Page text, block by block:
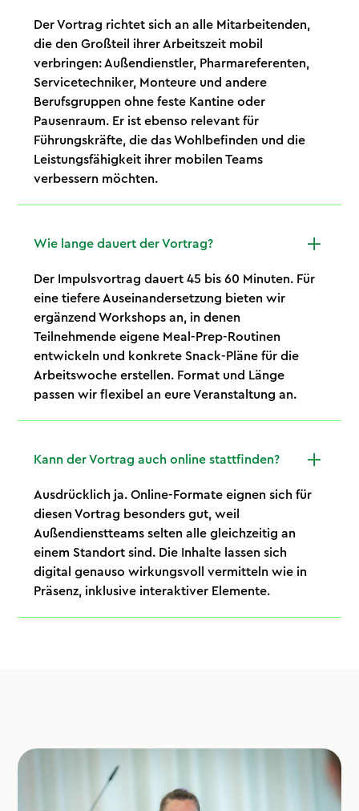
Der Vortrag richtet sich an alle Mitarbeitenden,
die den Großteil ihrer Arbeitszeit mobil
verbringen: Außendienstler, Pharmareferenten,
Servicetechniker, Monteure und andere
Berufsgruppen ohne feste Kantine oder
Pausenraum. Er ist ebenso relevant für
Führungskräfte, die das Wohlbefinden und die
Leistungsfähigkeit ihrer mobilen Teams
verbessern möchten.
Wie lange dauert der Vortrag?
Der Impulsvortrag dauert 45 bis 60 Minuten. Für
eine tiefere Auseinandersetzung bieten wir
ergänzend Workshops an, in denen
Teilnehmende eigene Meal-Prep-Routinen
entwickeln und konkrete Snack-Pläne für die
Arbeitswoche erstellen. Format und Länge
passen wir flexibel an eure Veranstaltung an.
Kann der Vortrag auch online stattfinden?
Ausdrücklich ja. Online-Formate eignen sich für
diesen Vortrag besonders gut, weil
Außendienstteams selten alle gleichzeitig an
einem Standort sind. Die Inhalte lassen sich
digital genauso wirkungsvoll vermitteln wie in
Präsenz, inklusive interaktiver Elemente.